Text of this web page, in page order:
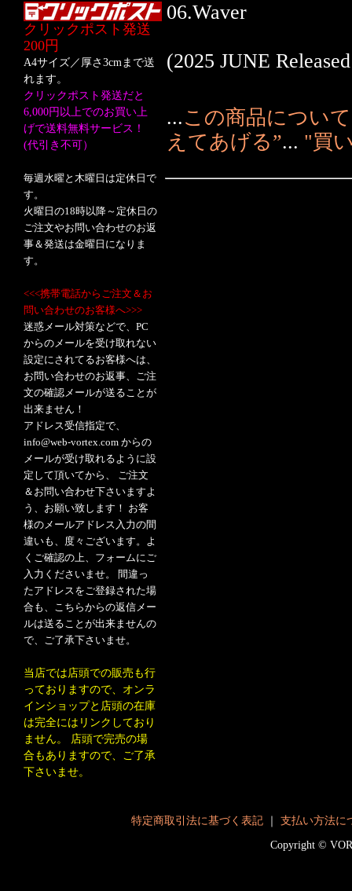
クリックポスト発送
200円
A4サイズ／厚さ3cmまで送
れます。
クリックポスト発送だと
6,000円以上でのお買い上
げで送料無料サービス！
(代引き不可）
毎週水曜と木曜日は定休日で
す。
火曜日の18時以降～定休日の
ご注文やお問い合わせのお返
事＆発送は金曜日になりま
す。
<<<携帯電話からご注文＆お
問い合わせのお客様へ>>>
迷惑メール対策などで、PC
からのメールを受け取れない
設定にされてるお客様へは、
お問い合わせのお返事、ご注
文の確認メールが送ることが
出来ません！
アドレス受信指定で、
info@web-vortex.com からの
メールが受け取れるように設
定して頂いてから、 ご注文
＆お問い合わせ下さいますよ
う、お願い致します！ お客
様のメールアドレス入力の間
違いも、度々ございます。よ
くご確認の上、フォームにご
入力くださいませ。 間違っ
たアドレスをご登録された場
合も、こちらからの返信メー
ルは送ることが出来ませんの
で、ご了承下さいませ。
当店では店頭での販売も行
っておりますので、オンラ
インショップと店頭の在庫
は完全にはリンクしており
ません。 店頭で完売の場
合もありますので、ご了承
下さいませ。
06.Waver
(2025 JUNE
...この商品につい
えてあげる”... "買
特定商取引法に基づく表記｜ 支払い方法に
Copyright ©